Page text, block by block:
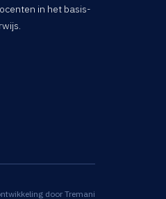
in het basis-
doorTremani